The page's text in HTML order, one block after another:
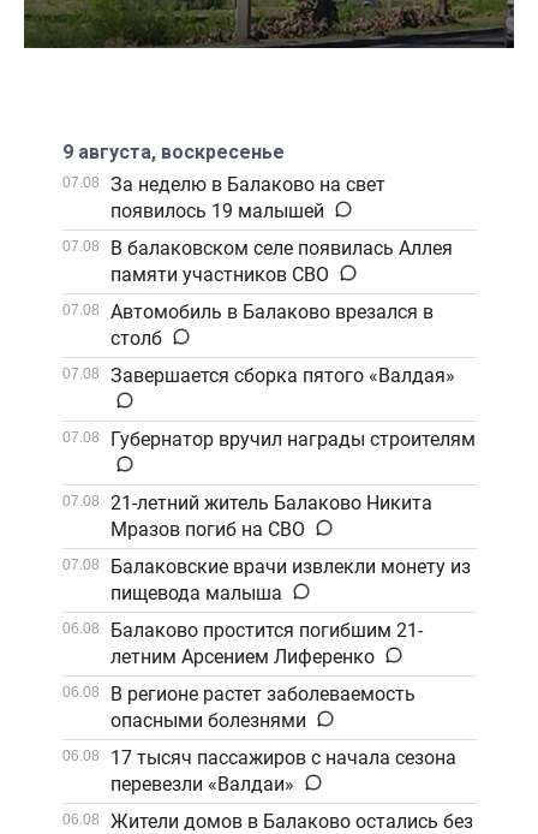
9 августа, воскресенье
07.08
За неделю в Балаково на свет
появилось 19 малышей
07.08
В балаковском селе появилась Аллея
памяти участников СВО
07.08
Автомобиль в Балаково врезался в
столб
07.08 Завершается сборка пятого «Валдая»
07.08 Губернатор вручил награды строителям
07.08
21-летний житель Балаково Никита
Мразов погиб на СВО
07.08
Балаковские врачи извлекли монету из
пищевода малыша
06.08
Балаково простится погибшим 21-
летним Арсением Лиференко
06.08
В регионе растет заболеваемость
опасными болезнями
06.08
17 тысяч пассажиров с начала сезона
перевезли «Валдаи»
06.08
Жители домов в Балаково остались без